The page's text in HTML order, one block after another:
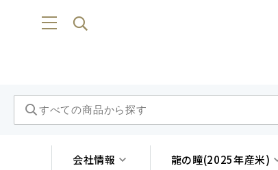
会社情報 龍の瞳(2025年産米)